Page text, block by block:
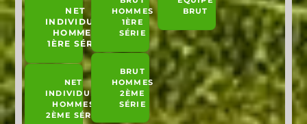
NET
INDIVIDUEL
HOMMES
1ÈRE SÉRIE
NET
INDIVIDUEL
HOMMES
2ÈME SÉRIE
HOMMES
1ÈRE
SÉRIE
BRUT
HOMMES
2ÈME
SÉRIE
BRUT